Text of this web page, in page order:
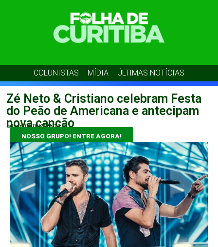
COLUNISTAS MÍDIA ÚLTIMAS NOTÍCIAS
Zé Neto & Cristiano celebram Festa
do Peão de Americana e antecipam
nova canção
admin 06/06/2026 14:03
NOSSO GRUPO! ENTRE AGORA!